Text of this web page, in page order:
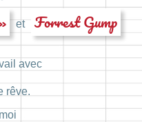
et Forrest Gump
avec
rêve.